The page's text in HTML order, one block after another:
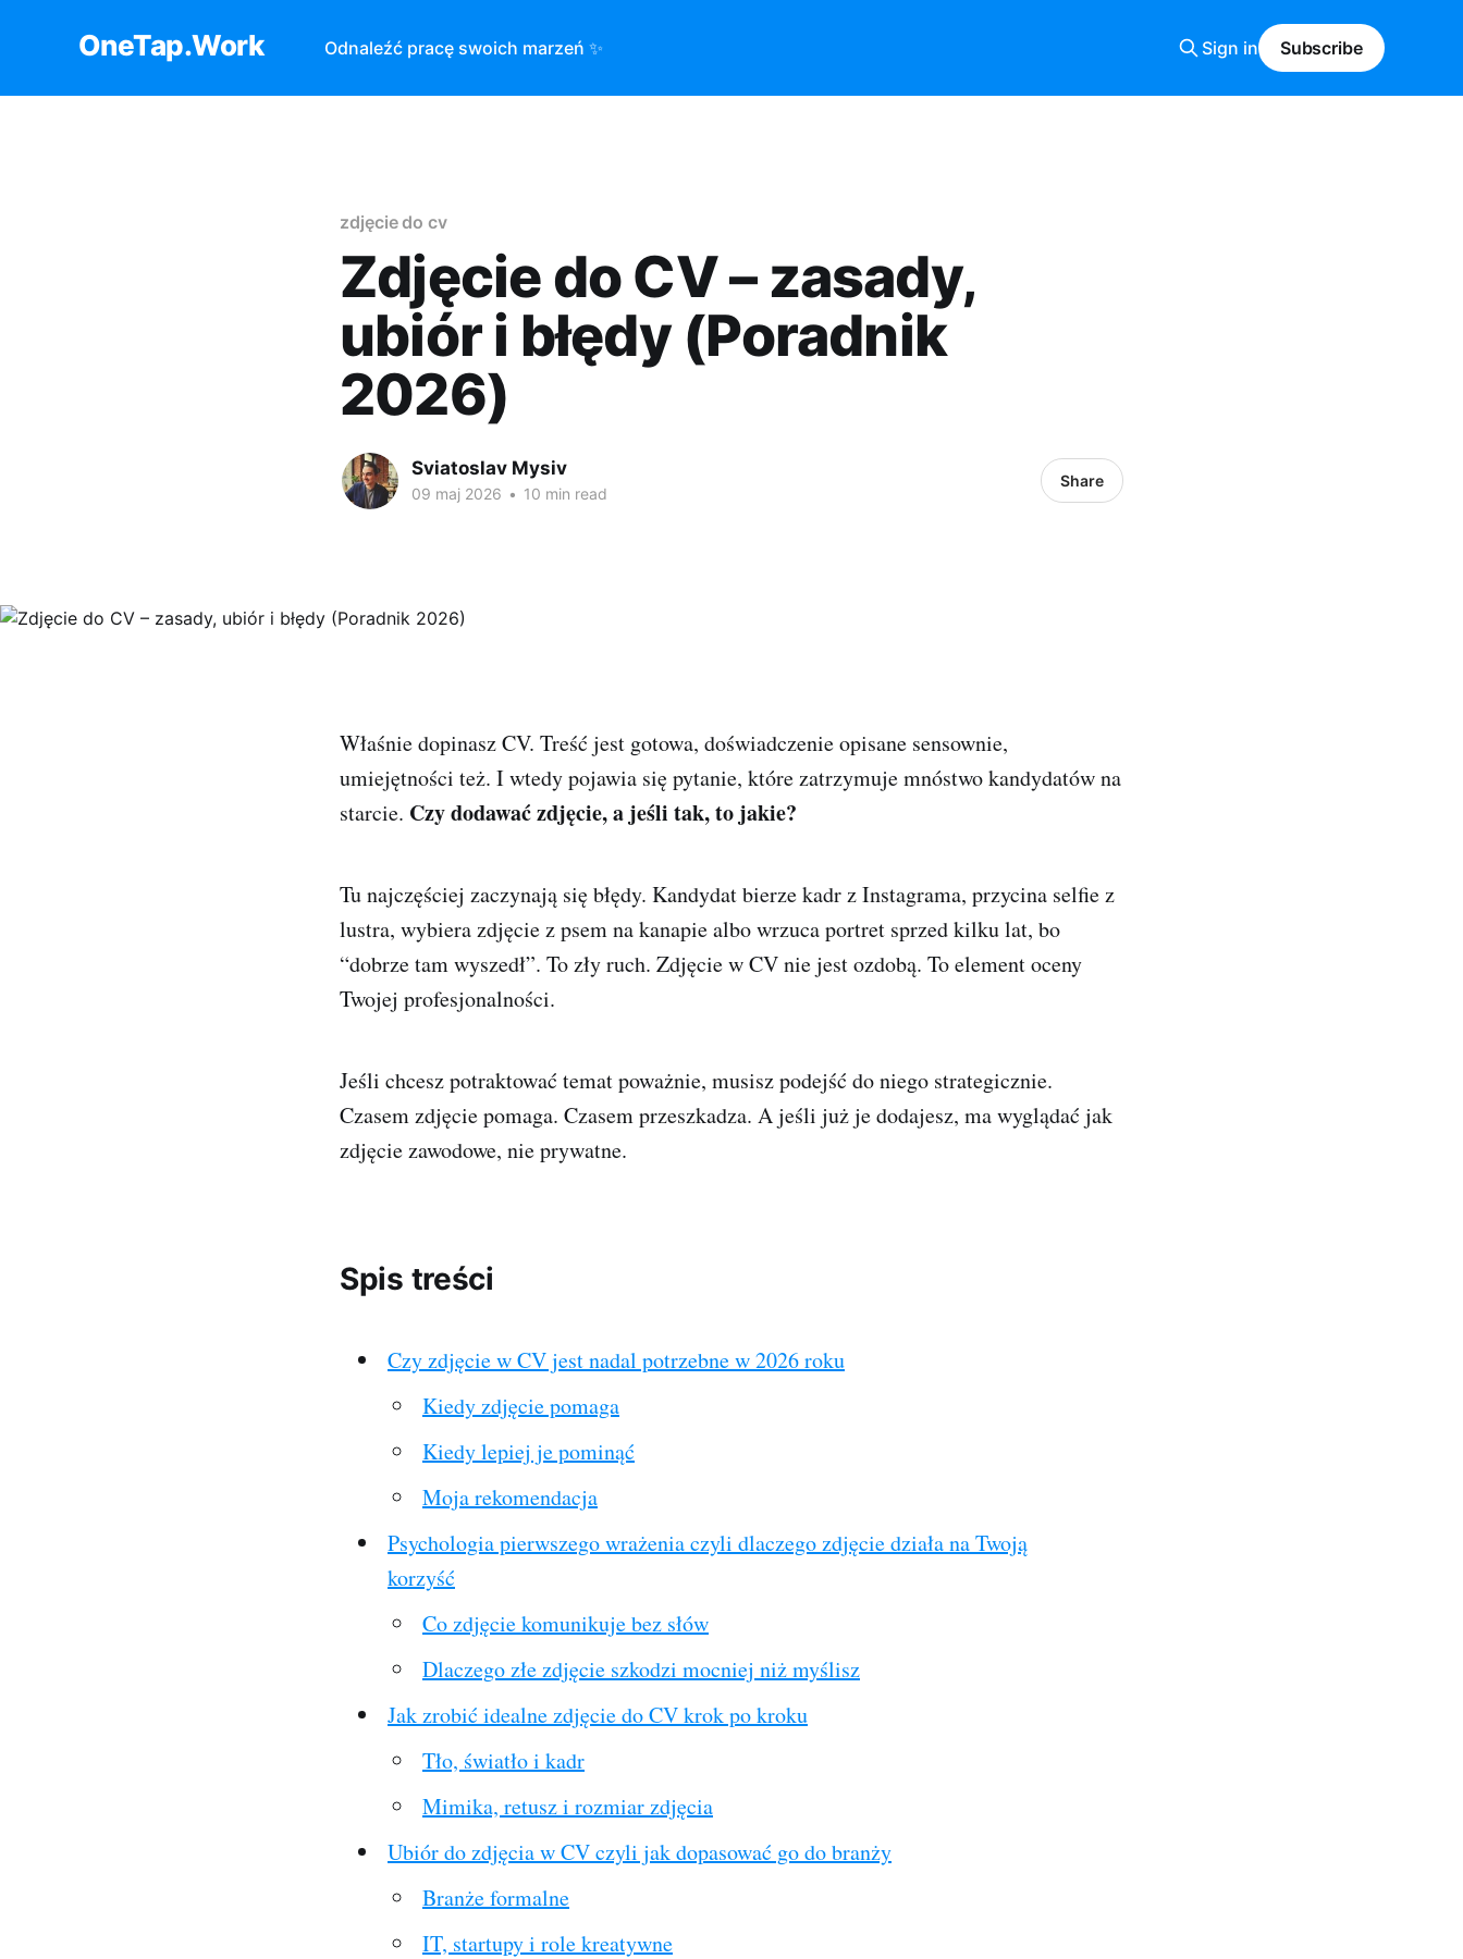
OneTap.Work Odnaleźć pracę swoich marzeń ✨ Sign in Subscribe
zdjęcie do cv
Zdjęcie do CV – zasady,
ubiór i błędy (Poradnik
2026)
Sviatoslav Mysiv
09 maj 2026 • 10 min read
Share
Właśnie dopinasz CV. Treść jest gotowa, doświadczenie opisane sensownie,
umiejętności też. I wtedy pojawia się pytanie, które zatrzymuje mnóstwo kandydatów na
starcie. Czy dodawać zdjęcie, a jeśli tak, to jakie?
Tu najczęściej zaczynają się błędy. Kandydat bierze kadr z Instagrama, przycina selfie z
lustra, wybiera zdjęcie z psem na kanapie albo wrzuca portret sprzed kilku lat, bo
“dobrze tam wyszedł”. To zły ruch. Zdjęcie w CV nie jest ozdobą. To element oceny
Twojej profesjonalności.
Jeśli chcesz potraktować temat poważnie, musisz podejść do niego strategicznie.
Czasem zdjęcie pomaga. Czasem przeszkadza. A jeśli już je dodajesz, ma wyglądać jak
zdjęcie zawodowe, nie prywatne.
Spis treści
Czy zdjęcie w CV jest nadal potrzebne w 2026 roku
Kiedy zdjęcie pomaga
Kiedy lepiej je pominąć
Moja rekomendacja
Psychologia pierwszego wrażenia czyli dlaczego zdjęcie działa na Twoją
korzyść
Co zdjęcie komunikuje bez słów
Dlaczego złe zdjęcie szkodzi mocniej niż myślisz
Jak zrobić idealne zdjęcie do CV krok po kroku
Tło, światło i kadr
Mimika, retusz i rozmiar zdjęcia
Ubiór do zdjęcia w CV czyli jak dopasować go do branży
Branże formalne
IT, startupy i role kreatywne